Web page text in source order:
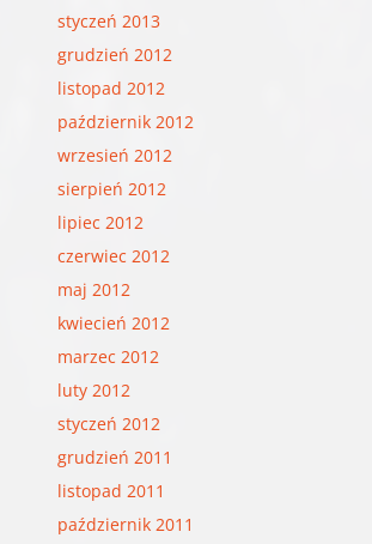
styczeń 2013
grudzień 2012
listopad 2012
październik 2012
wrzesień 2012
sierpień 2012
lipiec 2012
czerwiec 2012
maj 2012
kwiecień 2012
marzec 2012
luty 2012
styczeń 2012
grudzień 2011
listopad 2011
październik 2011